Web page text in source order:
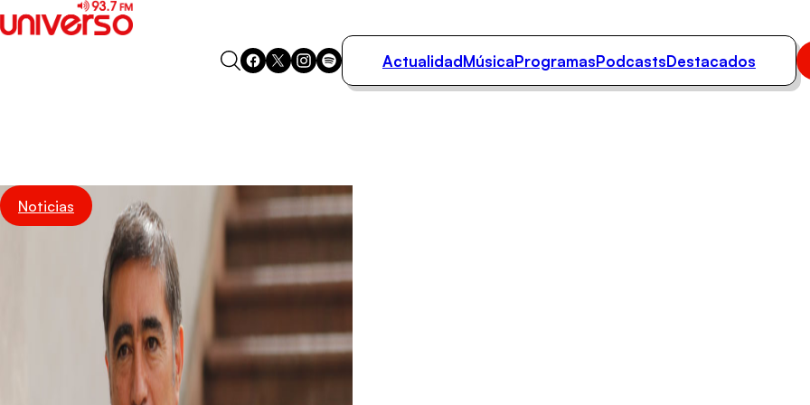
Podcasts
Destacados
ActualidadMúsicaProgramasPodcastsDestacados
Noticias